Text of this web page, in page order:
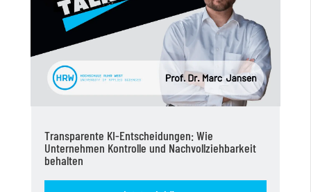
Transparente KI-Entscheidungen: Wie
Unternehmen Kontrolle und Nachvollziehbarkeit
behalten